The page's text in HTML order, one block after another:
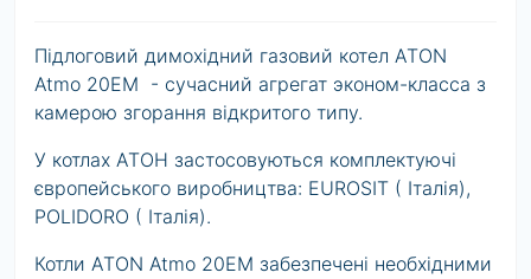
Підлоговий димохідний газовий котел ATON
Atmo 20EM - сучасний агрегат эконом-класса з
камерою згорання відкритого типу.
У котлах АТОН застосовуються комплектуючі
європейського виробництва: EUROSIT ( Італія),
POLIDORO ( Італія).
Котли ATON Atmo 20EM забезпечені необхідними